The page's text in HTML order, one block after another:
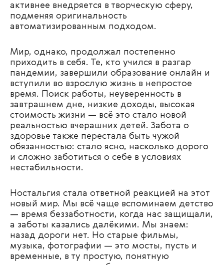
активнее внедряется в творческую сферу,
подменяя оригинальность
автоматизированным подходом.
Мир, однако, продолжал постепенно
приходить в себя. Те, кто учился в разгар
пандемии, завершили образование онлайн и
вступили во взрослую жизнь в непростое
время. Поиск работы, неуверенность в
завтрашнем дне, низкие доходы, высокая
стоимость жизни — всё это стало новой
реальностью вчерашних детей. Забота о
здоровье также перестала быть чужой
обязанностью: стало ясно, насколько дорого
и сложно заботиться о себе в условиях
нестабильности.
Ностальгия стала ответной реакцией на этот
новый мир. Мы всё чаще вспоминаем детство
— время беззаботности, когда нас защищали,
а заботы казались далёкими. Мы знаем:
назад дороги нет. Но старые фильмы,
музыка, фотографии — это мосты, пусть и
временные, в ту простую, понятную